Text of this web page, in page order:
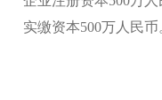
实缴资本500万人民币